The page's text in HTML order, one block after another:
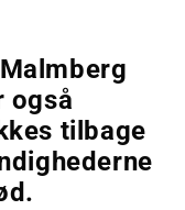
også
tilbage